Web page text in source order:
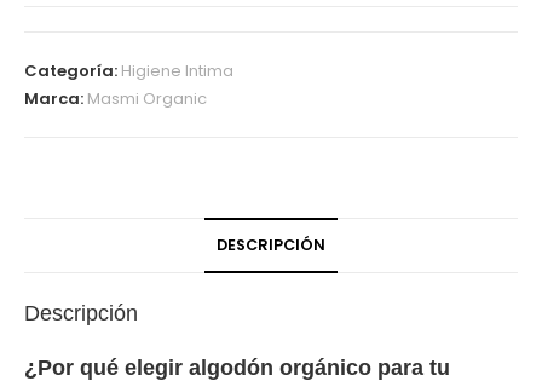
Categoría: Higiene Intima
Marca: Masmi Organic
DESCRIPCIÓN
Descripción
¿Por qué elegir algodón orgánico para tu